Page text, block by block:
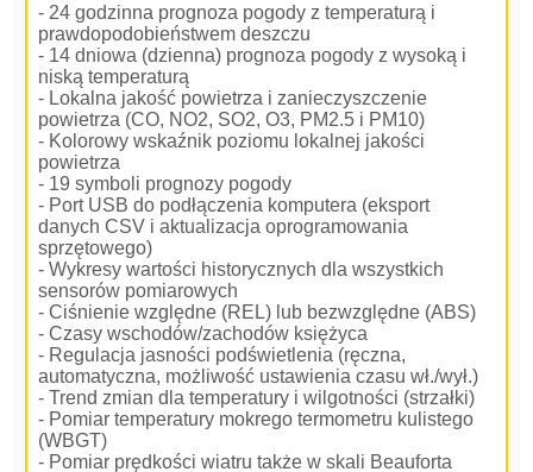
- 24 godzinna prognoza pogody z temperaturą i
prawdopodobieństwem deszczu
- 14 dniowa (dzienna) prognoza pogody z wysoką i
niską temperaturą
- Lokalna jakość powietrza i zanieczyszczenie
powietrza (CO, NO2, SO2, O3, PM2.5 i PM10)
- Kolorowy wskaźnik poziomu lokalnej jakości
powietrza
- 19 symboli prognozy pogody
- Port USB do podłączenia komputera (eksport
danych CSV i aktualizacja oprogramowania
sprzętowego)
- Wykresy wartości historycznych dla wszystkich
sensorów pomiarowych
- Ciśnienie względne (REL) lub bezwzględne (ABS)
- Czasy wschodów/zachodów księżyca
- Regulacja jasności podświetlenia (ręczna,
automatyczna, możliwość ustawienia czasu wł./wył.)
- Trend zmian dla temperatury i wilgotności (strzałki)
- Pomiar temperatury mokrego termometru kulistego
(WBGT)
- Pomiar prędkości wiatru także w skali Beauforta